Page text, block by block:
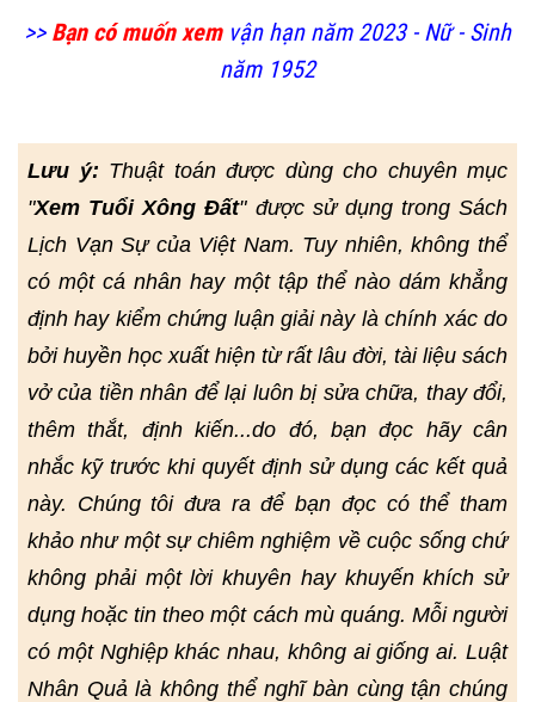
>> Bạn có muốn xemvận hạn năm 2023 - Nữ - Sinh
năm 1952
Lưu ý: Thuật toán được dùng cho chuyên mục
"Xem Tuổi Xông Đất" được sử dụng trong Sách
Lịch Vạn Sự của Việt Nam. Tuy nhiên, không thể
có một cá nhân hay một tập thể nào dám khẳng
định hay kiểm chứng luận giải này là chính xác do
bởi huyền học xuất hiện từ rất lâu đời, tài liệu sách
vở của tiền nhân để lại luôn bị sửa chữa, thay đổi,
thêm thắt, định kiến...do đó, bạn đọc hãy cân
nhắc kỹ trước khi quyết định sử dụng các kết quả
này. Chúng tôi đưa ra để bạn đọc có thể tham
khảo như một sự chiêm nghiệm về cuộc sống chứ
không phải một lời khuyên hay khuyến khích sử
dụng hoặc tin theo một cách mù quáng. Mỗi người
có một Nghiệp khác nhau, không ai giống ai. Luật
Nhân Quả là không thể nghĩ bàn cùng tận chúng